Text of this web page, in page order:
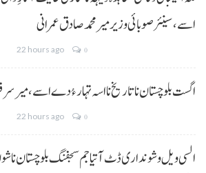
اسے،سینئر صوبائی وزیر میر محمد صادق عمرانی
22 hours ago 0
8 اگست بلوچستان نا تاریخ نا اسہ تہار ءُ دے اسے،
22 hours ago 0
السی ویل و شونداری ڈٹ آتیا جم سجفنگ بلوچستان نا